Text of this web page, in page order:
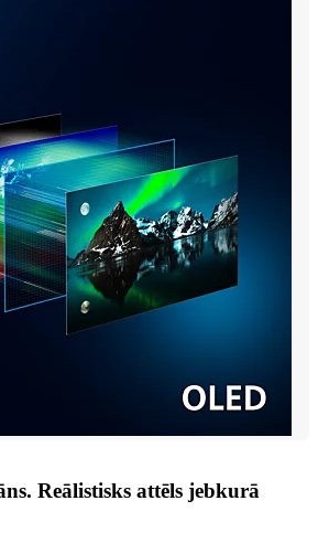
Reālistisks attēls jebkurā